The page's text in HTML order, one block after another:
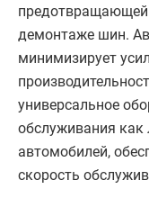
демонтаже шин.
минимизирует
универсальное
обслуживания как
автомобилей,
скорость